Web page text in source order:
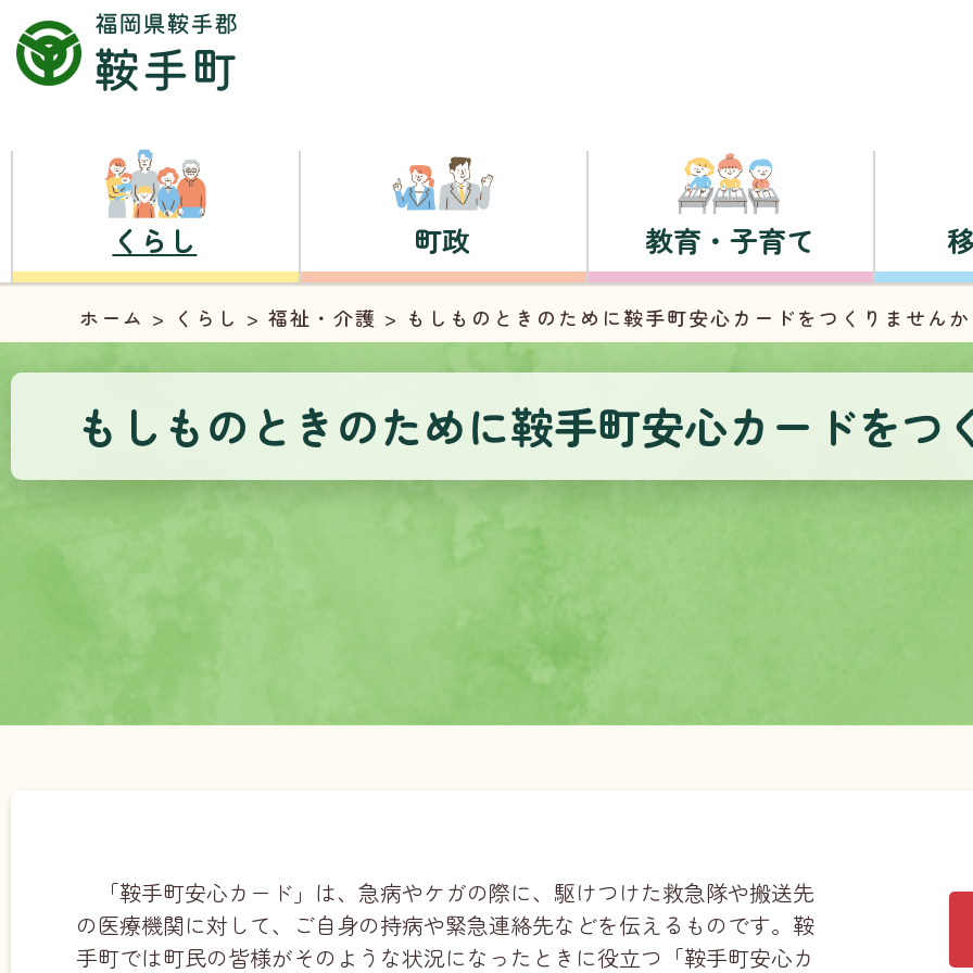
くらし 町政 教育・子育て
ホーム > くらし > 福祉・介護 > もしものときのために鞍手町安心カードをつくりませんか
もしものときのために鞍手町安心カードをつ
「鞍手町安心カード」は、急病やケガの際に、駆けつけた救急隊や搬送先
の医療機関に対して、ご自身の持病や緊急連絡先などを伝えるものです。鞍
手町では町民の皆様がそのような状況になったときに役立つ「鞍手町安心カ